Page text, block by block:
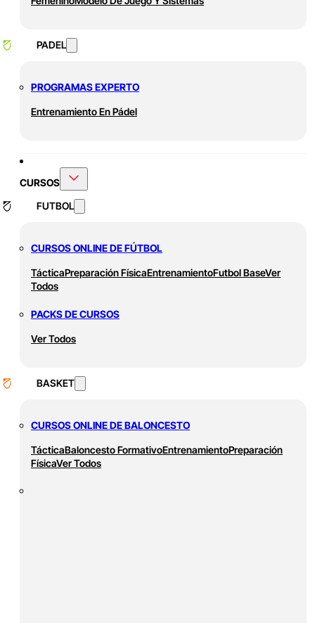
PADEL
PROGRAMAS EXPERTO
Entrenamiento En Pádel
CURSOS
FUTBOL
CURSOS ONLINE DE FÚTBOL
TácticaPreparación FísicaEntrenamientoFutbol BaseVer
Todos
PACKS DE CURSOS
Ver Todos
BASKET
CURSOS ONLINE DE BALONCESTO
TácticaBaloncesto FormativoEntrenamientoPreparación
FísicaVer Todos